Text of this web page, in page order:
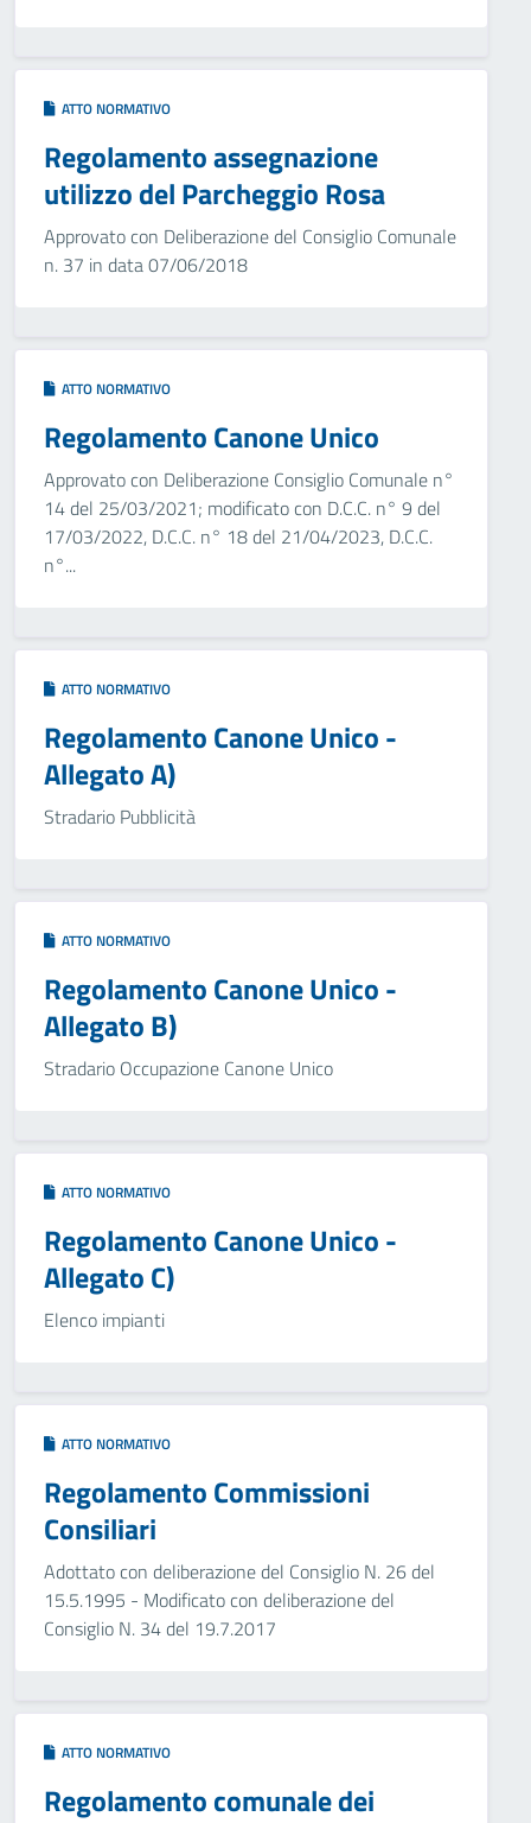
ATTO NORMATIVO
Regolamento assegnazione
utilizzo del Parcheggio Rosa
Approvato con Deliberazione del Consiglio Comunale
n. 37 in data 07/06/2018
ATTO NORMATIVO
Regolamento Canone Unico
Approvato con Deliberazione Consiglio Comunale n°
14 del 25/03/2021; modificato con D.C.C. n° 9 del
17/03/2022, D.C.C. n° 18 del 21/04/2023, D.C.C.
n°...
ATTO NORMATIVO
Regolamento Canone Unico -
Allegato A)
Stradario Pubblicità
ATTO NORMATIVO
Regolamento Canone Unico -
Allegato B)
Stradario Occupazione Canone Unico
ATTO NORMATIVO
Regolamento Canone Unico -
Allegato C)
Elenco impianti
ATTO NORMATIVO
Regolamento Commissioni
Consiliari
Adottato con deliberazione del Consiglio N. 26 del
15.5.1995 - Modificato con deliberazione del
Consiglio N. 34 del 19.7.2017
ATTO NORMATIVO
Regolamento comunale dei